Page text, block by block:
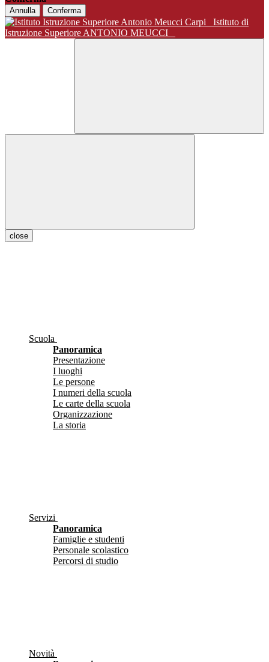
Annulla Conferma
Istituto di
Istruzione Superiore ANTONIO MEUCCI
close
Scuola
Panoramica
Presentazione
I luoghi
Le persone
I numeri della scuola
Le carte della scuola
Organizzazione
La storia
Servizi
Panoramica
Famiglie e studenti
Personale scolastico
Percorsi di studio
Novità